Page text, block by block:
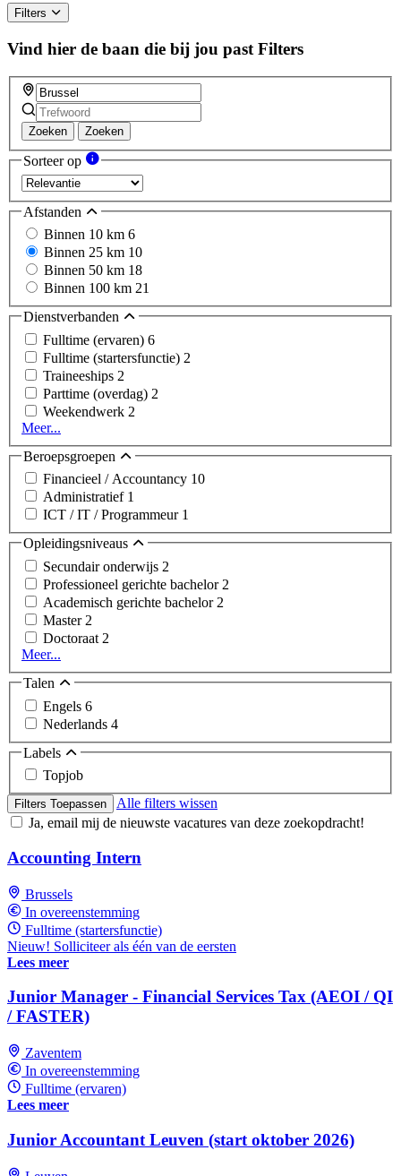
ignore
this
field
Filters
Vind hier de baan die bij jou past Filters
Zoeken Zoeken
Sorteer op
Afstanden
Binnen 10 km 6
Binnen 25 km 10
Binnen 50 km 18
Binnen 100 km 21
Dienstverbanden
Fulltime (ervaren) 6
Fulltime (startersfunctie) 2
Traineeships 2
Parttime (overdag) 2
Weekendwerk 2
Meer...
Beroepsgroepen
Financieel / Accountancy 10
Administratief 1
ICT / IT / Programmeur 1
Opleidingsniveaus
Secundair onderwijs 2
Professioneel gerichte bachelor 2
Academisch gerichte bachelor 2
Master 2
Doctoraat 2
Meer...
Talen
Engels 6
Nederlands 4
Labels
Topjob
Filters Toepassen
Alle filters wissen
Ja, email mij de nieuwste vacatures van deze zoekopdracht!
Accounting Intern
Brussels
In overeenstemming
Fulltime (startersfunctie)
Nieuw! Solliciteer als één van de eersten
Lees meer
Junior Manager - Financial Services Tax (AEOI / QI
/ FASTER)
Zaventem
In overeenstemming
Fulltime (ervaren)
Lees meer
Junior Accountant Leuven (start oktober 2026)